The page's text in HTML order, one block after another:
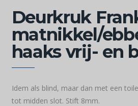
Deurkruk
matnikkel/
haaks vrij- en
Idem als blind, maar dan met een
tot midden slot. Stift 8mm.